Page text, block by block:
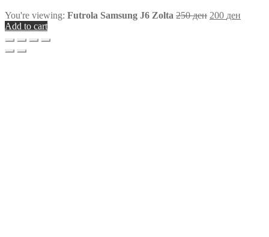
You're viewing: Futrola Samsung J6 Zolta 250ден 200 ден
Add to cart